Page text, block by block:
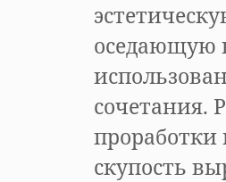
оседающую
сочетания.
проработки
скупость